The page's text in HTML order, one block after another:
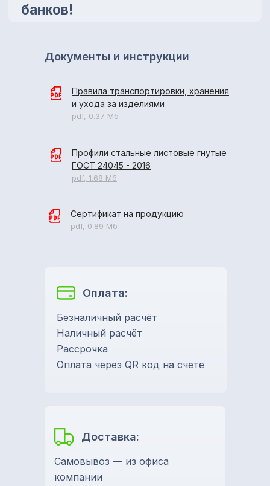
Правила транспортировки, хранения
и ухода за изделиями
pdf, 0.37 Мб
Профили стальные листовые гнутые
ГОСТ 24045 - 2016
pdf, 1.68 Мб
Сертификат на продукцию
pdf, 0.89 Мб
Документы и инструкции
Доставка:
Самовывоз — из офиса
компании
Оплата:
Безналичный расчёт
Наличный расчёт
Рассрочка
Оплата через QR код на счете